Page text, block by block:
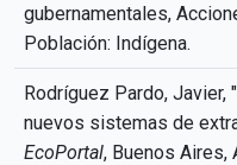
gubernamentales,
Población: Indígena.
Rodríguez Pardo, Javier,
nuevos sistemas de
EcoPortal, Buenos Aires,